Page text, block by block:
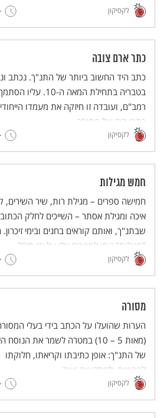
לקסיקון
כתר ארם צובה
כתב היד החשוב ביותר של התנ"ך. נכתב
בטבריה בתחילת המאה ה-10. עליו
רמב"ם, ועובדה זו חיזקה את מעמדו הייחודי
כתבי היד של התנ"ך.
לקסיקון
חמש מגילות
חמישה ספרים – מגילת רות, שיר השירים,
איכה ומגילת אסתר – השייכים לחלק
שבתנ"ך, ואותם קוראים בחגים ובימי זיכרון.
"מגילות" ניתן לספרים אלו על ידי חז"ל.
לקסיקון
מסורה
הערות שהועלו על הכתב בידי בעלי
(מאות 5 – 10) במטרה לשמר את הנוסח
של התנ"ך: אופן כתיבתו וקריאתו, חלוקתו
לפרשות ולפסקאות ועוד.
לקסיקון